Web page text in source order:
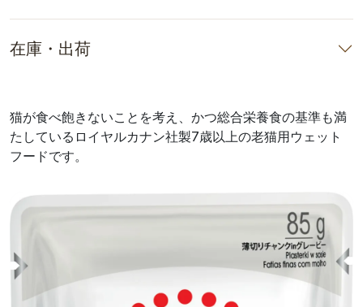
在庫・出荷
猫が食べ飽きないことを考え、かつ総合栄養食の基準も満
たしているロイヤルカナン社製7歳以上の老猫用ウェット
フードです。